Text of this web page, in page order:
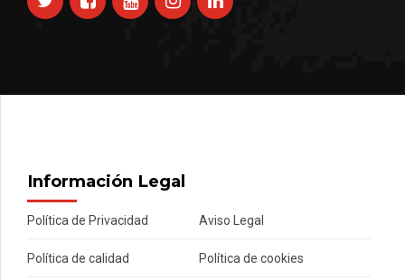
Información Legal
Política de Privacidad Aviso Legal
Política de calidad Política de cookies